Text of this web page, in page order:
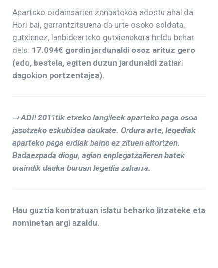
Aparteko ordainsarien zenbatekoa adostu ahal da.
Hori bai, garrantzitsuena da urte osoko soldata,
gutxienez, lanbidearteko gutxienekora heldu behar
dela: 17.094€ gordin jardunaldi osoz arituz gero
(edo, bestela, egiten duzun jardunaldi zatiari
dagokion portzentajea).
⇒ ADI! 2011tik etxeko langileek aparteko paga osoa
jasotzeko eskubidea daukate. Ordura arte, legediak
aparteko paga erdiak baino ez zituen aitortzen.
Badaezpada diogu, agian enplegatzaileren batek
oraindik dauka buruan legedia zaharra.
Hau guztia kontratuan islatu beharko litzateke eta
nominetan argi azaldu.